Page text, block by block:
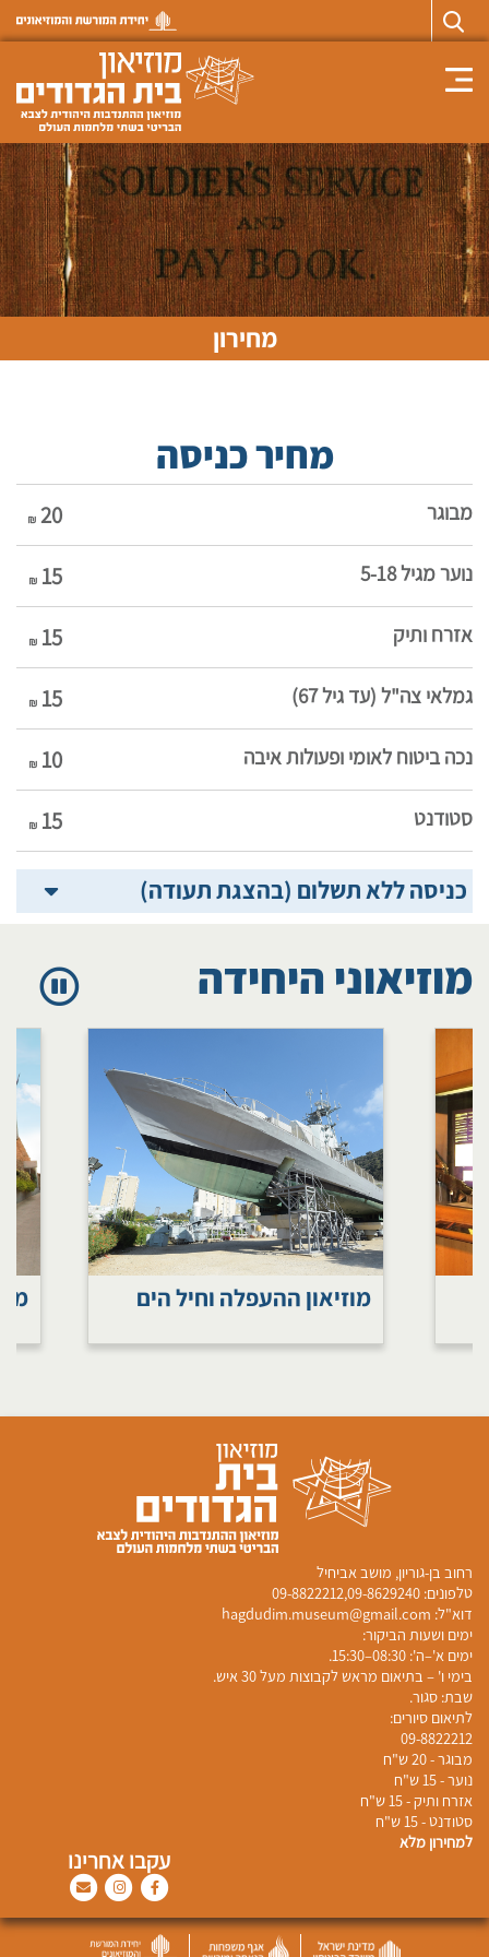
Toggle navigation
מחירון
מחיר כניסה
מבוגר 20
נוער מגיל 5-18 15
אזרח ותיק 15
גמלאי צה"ל (עד גיל 67) 15
נכה ביטוח לאומי ופעולות איבה 10
סטודנט 15
כניסה ללא תשלום (בהצגת תעודה)
מוזיאוני היחידה
מוזיאון ההעפלה וחיל הים
​רחוב בן-גוריון, מושב אביחיל
טלפונים:
09-8822212,09-8629240
דוא"ל: hagdudim.museum@gmail.com
ימים ושעות הביקור:
​ימים א'–ה': 08:30–15:30.
בימי ו' – בתיאום מראש לקבוצות מעל 30 איש.
שבת: סגור.​​
לתיאום סיורים:
09-8822212
מבוגר - 20 ש"ח
נוער - 15 ש"ח
אזרח ותיק - 15 ש"ח
סטודנט - 15 ש"ח
למחירון מלא
עקבו אחרינו